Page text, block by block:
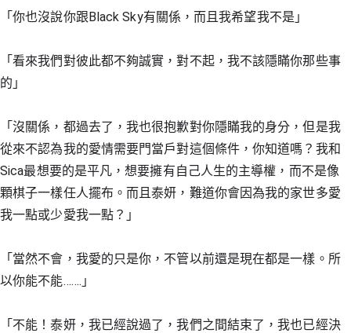
「你也沒說你跟Black Sky有關係，而且我希望我不是」
「看來我們對彼此都不夠誠實，對不起，我不該隱瞞你那些事
的」
「沒關係，都過去了，我也很抱歉對你隱瞞我的身分，但是我
從來不認為我的愛情需要門當戶對這個條件，你知道嗎？我和
Sica最想要的是平凡，想要擁有自己人生的主導權，而不是像
顆棋子一樣任人擺布。而且泰妍，難道你會因為我的家世多愛
我一點或少愛我一點？」
「當然不會，我愛的只是你，不管以前還是現在都是一樣。所
以你能不能…….」
「不能！泰妍，我已經說過了，我們之間結束了，我也已經決